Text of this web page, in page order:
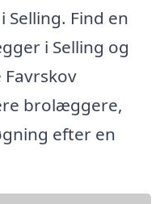
Find en
i Selling og
brolæggere,
efter en